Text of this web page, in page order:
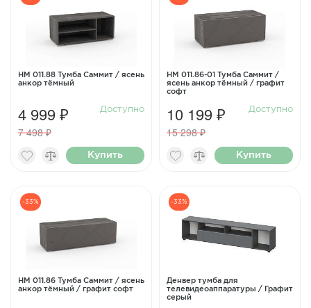
НМ 011.88 Тумба Саммит / ясень
анкор тёмный
4 999 ₽
7 498 ₽
Доступно
Купить
НМ 011.86-01 Тумба Саммит /
ясень анкор тёмный / графит
софт
10 199 ₽
15 298 ₽
Доступно
Купить
-33%
НМ 011.86 Тумба Саммит / ясень
анкор тёмный / графит софт
-33%
Денвер тумба для
телевидеоаппаратуры / Графит
серый